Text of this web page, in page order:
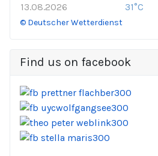
13.08.2026
31°C
© Deutscher Wetterdienst
Find us on facebook